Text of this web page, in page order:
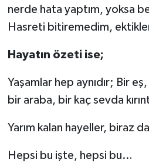
nerde hata yaptım, yoksa
Hasreti bitiremedim,
Hayatın özeti ise;
Yaşamlar hep aynıdır; Bir
bir araba, bir kaç sevda
Yarım kalan hayeller, biraz
Hepsi bu işte, hepsi bu…